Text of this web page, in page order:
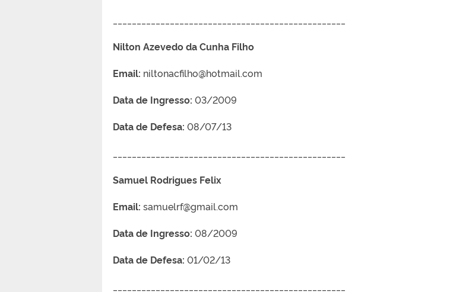
Nilton Azevedo da Cunha Filho
Email: niltonacfilho@hotmail.com
Data de Ingresso: 03/2009
Data de Defesa: 08/07/13
Samuel Rodrigues Felix
Email: samuelrf@gmail.com
Data de Ingresso: 08/2009
Data de Defesa: 01/02/13